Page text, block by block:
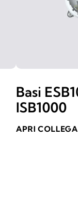
Basi
ISB1000
APRI